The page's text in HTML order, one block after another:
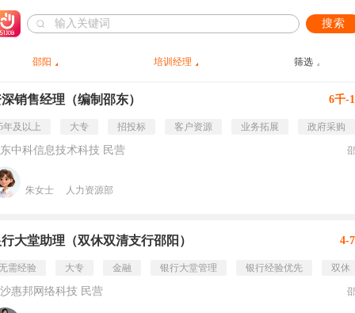
搜索
邵阳 培训经理 筛选
销售经理（编制邵东） 6千-
年及以上 大专 招投标 客户资源 业务拓展 政府采购
中科信息技术科技 民营
朱女士 人力资源部
大堂助理（双休双清支行邵阳） 4-
需经验 大专 金融 银行大堂管理 银行经验优先 双休
惠邦网络科技 民营